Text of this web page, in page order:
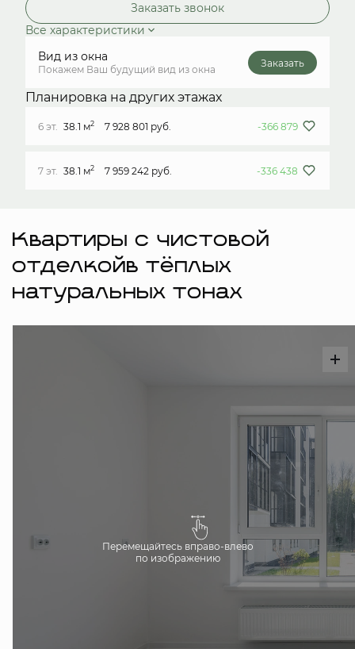
Заказать звонок
Все характеристики
Вид из окна
Покажем Ваш будущий вид из окна
Заказать
Планировка на других этажах
6 эт. 38.1 м2 7 928 801 руб. -366 879
7 эт. 38.1 м2 7 959 242 руб. -336 438
Квартиры с чистовой
отделкойв тёплых
натуральных тонах
Перемещайтесь вправо-влево
по изображению